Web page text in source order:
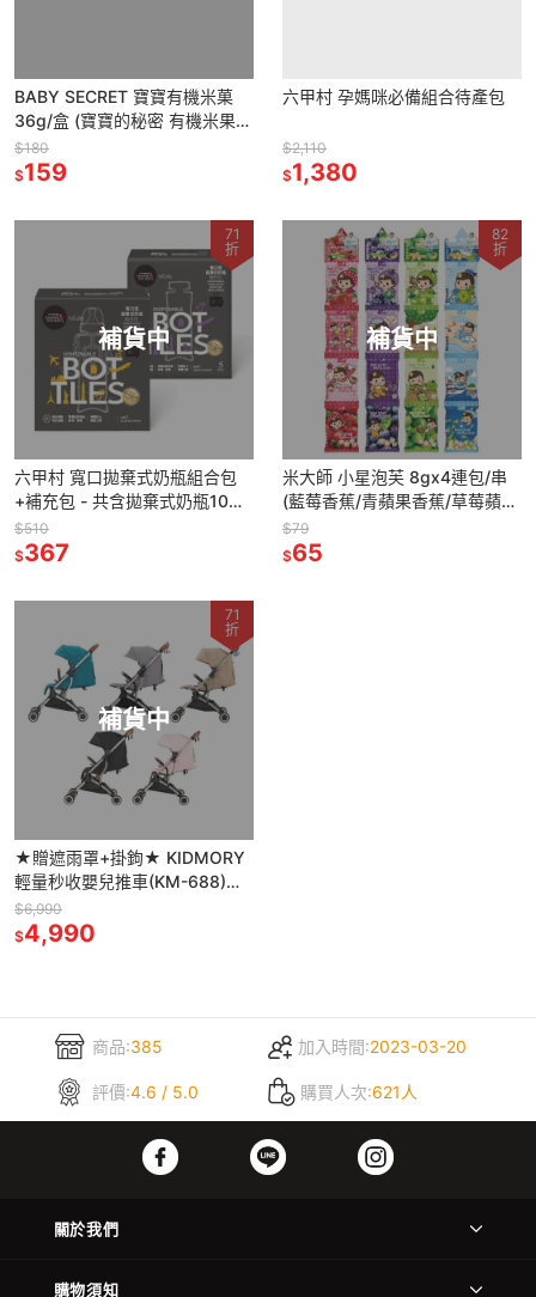
BABY SECRET 寶寶有機米菓
36g/盒 (寶寶的秘密 有機米果
多口味可選)
$180
$159
六甲村 孕媽咪必備組合待產包
$2,110
$1,380
補貨中
71
折
六甲村 寬口拋棄式奶瓶組合包
+補充包 - 共含拋棄式奶瓶10入
+手握器+奶嘴
$510
$367
補貨中
82
折
米大師 小星泡芙 8gx4連包/串
(藍莓香蕉/青蘋果香蕉/草莓蘋
果/小魚海帶)
$79
$65
補貨中
71
折
★贈遮雨罩+掛鉤★ KIDMORY
輕量秒收嬰兒推車(KM-688)多
色可選
$6,990
$4,990
商品:385 加入時間:2023-03-20
評價:4.6 / 5.0 購買人次:621人
關於我們
購物須知